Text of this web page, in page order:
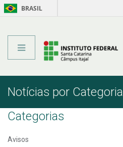
BRASIL
Notícias por Categoria
Categorias
Avisos